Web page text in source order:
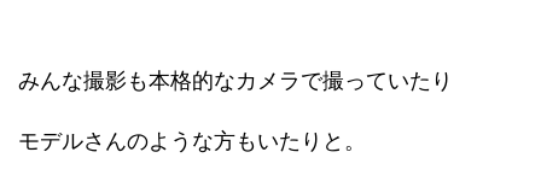
みんな撮影も本格的なカメラで撮っていたり
モデルさんのような方もいたりと。